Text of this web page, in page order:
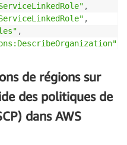
,
,
,
de régions sur
des politiques de
dans AWS